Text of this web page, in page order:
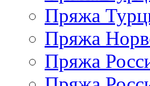
Пряжа
Пряжа
Пряжа